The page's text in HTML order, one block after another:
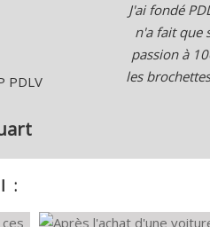
J'ai fondé
n'a fait que
passion à
les
: